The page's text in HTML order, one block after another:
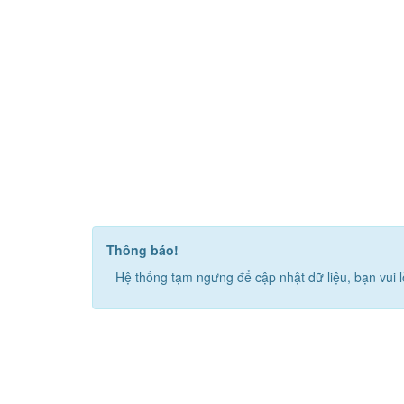
Thông báo!
Hệ thống tạm ngưng để cập nhật dữ liệu, bạn vui